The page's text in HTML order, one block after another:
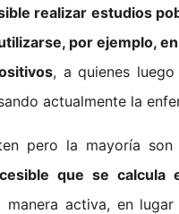
realizar estudios
por ejemplo,
, a quienes
actualmente la
pero la mayoría
que se calcula
manera activa, en